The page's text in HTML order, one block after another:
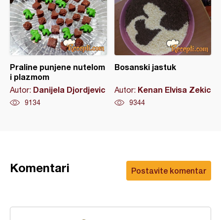
Praline punjene nutelom
i plazmom
Autor: Danijela Djordjevic
9134
Bosanski jastuk
Autor: Kenan Elvisa Zekic
9344
Postavite komentar
Komentari